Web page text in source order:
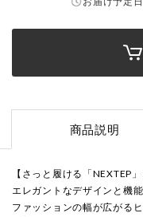
商品説明
【さっと履ける「NEXTEP
エレガントなデザインと機
ファッションの幅が広がる